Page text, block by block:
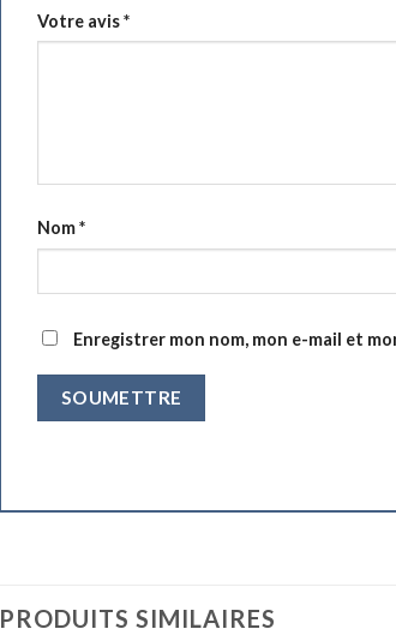
Votre avis*
Nom*
Enregistrer mon nom, mon e-mail et
PRODUITS SIMILAIRES